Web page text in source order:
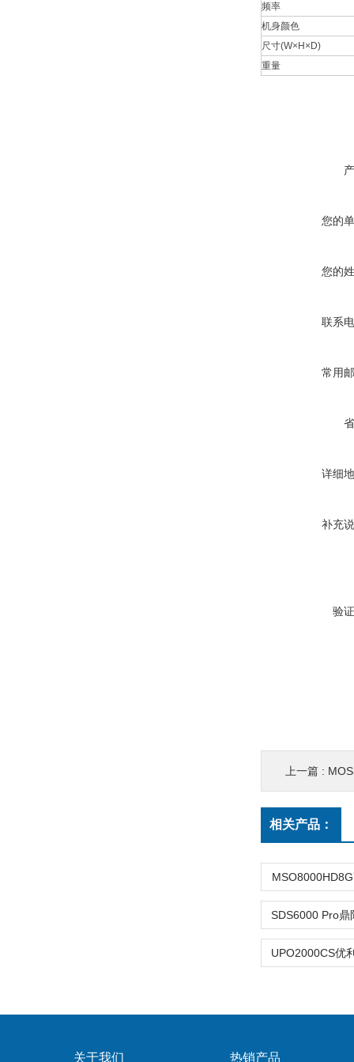
频率
机身颜色
尺寸(W×H×D)
重量
您的
您的
联系
常用
详细
补充
验
上一篇 :
相关产品：
关于我们 热销产品